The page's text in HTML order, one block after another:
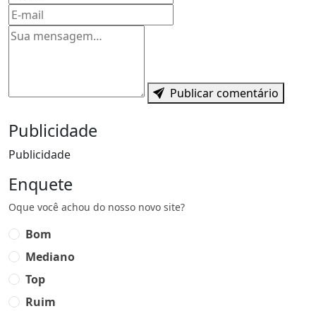
Mensagem
Publicar comentário
Publicidade
Publicidade
Enquete
Oque você achou do nosso novo site?
Bom
Mediano
Top
Ruim